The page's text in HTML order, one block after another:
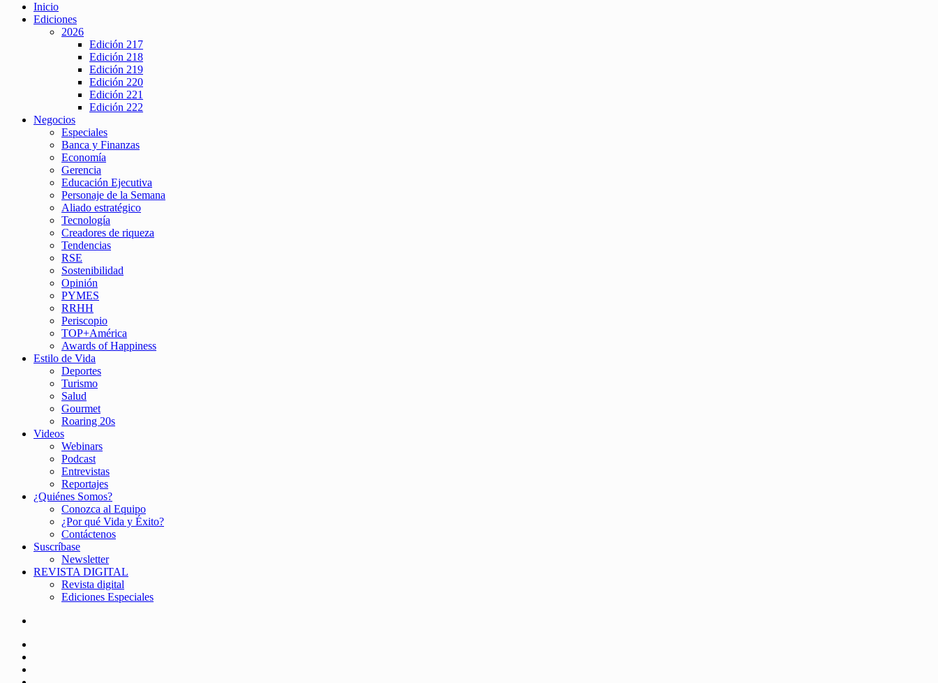
Inicio
Ediciones
2026
Edición 217
Edición 218
Edición 219
Edición 220
Edición 221
Edición 222
Negocios
Especiales
Banca y Finanzas
Economía
Gerencia
Educación Ejecutiva
Personaje de la Semana
Aliado estratégico
Tecnología
Creadores de riqueza
Tendencias
RSE
Sostenibilidad
Opinión
PYMES
RRHH
Periscopio
TOP+América
Awards of Happiness
Estilo de Vida
Deportes
Turismo
Salud
Gourmet
Roaring 20s
Videos
Webinars
Podcast
Entrevistas
Reportajes
¿Quiénes Somos?
Conozca al Equipo
¿Por qué Vida y Éxito?
Contáctenos
Suscríbase
Newsletter
REVISTA DIGITAL
Revista digital
Ediciones Especiales